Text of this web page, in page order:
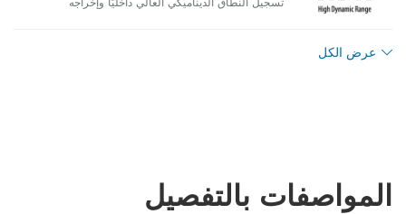
عرض الكل
المواصفات بالتفصيل